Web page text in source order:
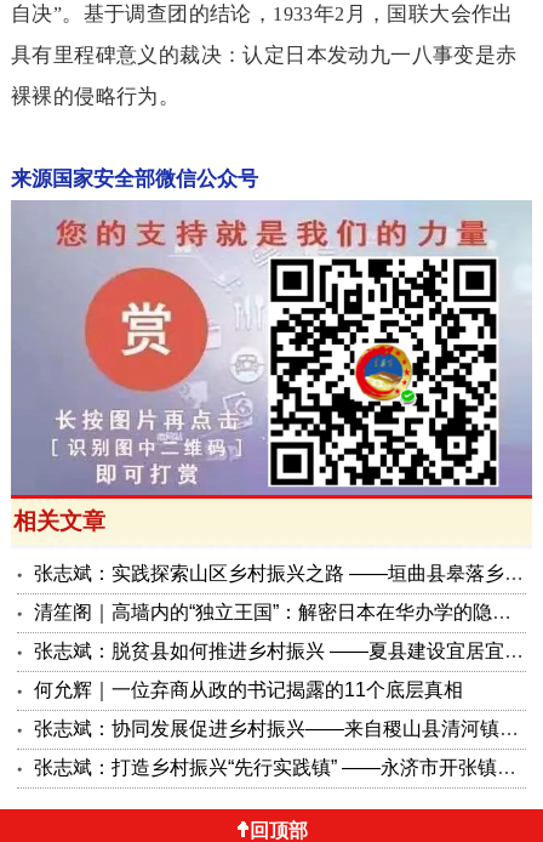
自决”。基于调查团的结论， 1933年2 月，国联大会作出
具有里程碑意义的裁决：认定日本发动九一八事变是赤
裸裸的侵略行为。
来源国家安全部微信公众号
相关文章
张志斌：实践探索山区乡村振兴之路 ——垣曲县皋落乡建设生态宜居和美乡村调查
清笙阁｜高墙内的“独立王国”：解密日本在华办学的隐秘逻辑与三重面孔
张志斌：脱贫县如何推进乡村振兴 ——夏县建设宜居宜业宜游和美乡村的实践探索
何允辉｜一位弃商从政的书记揭露的11个底层真相
张志斌：协同发展促进乡村振兴——来自稷山县清河镇的调查报告
张志斌：打造乡村振兴“先行实践镇” ——永济市开张镇建设宜居宜业和美乡村纪实
回顶部